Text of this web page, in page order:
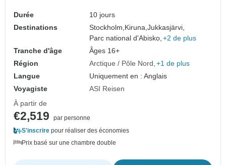
Durée
10 jours
Destinations
Stockholm, Kiruna,Jukkasjärvi,
Parc national d'Abisko, +2 de plus
Tranche d'âge
Âges 16+
Région
Arctique / Pôle Nord +1 de plus
Langue
Uniquement en : Anglais
Voyagiste
ASI Reisen
À partir de
€2,519
par personne
S'inscrire pour réaliser des économies
Prix basé sur une chambre double